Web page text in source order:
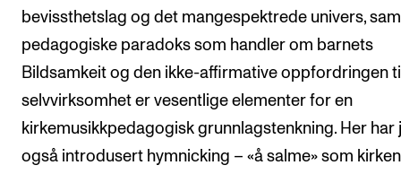
bevissthetslag og det mangespektrede univers,
pedagogiske paradoks som handler om barnets
Bildsamkeit og den ikke-affirmative oppfordringen
selvvirksomhet er vesentlige elementer for en
kirkemusikkpedagogisk grunnlagstenkning. Her har
også introdusert hymnicking – «å salme» som